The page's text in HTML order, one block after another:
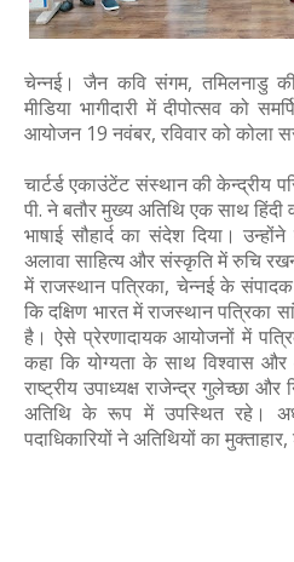
चेन्नई। जैन कवि संगम, तमिलनाडु
मीडिया भागीदारी में दीपोत्सव को
आयोजन 19 नवंबर, रविवार को कोला
चार्टर्ड एकाउंटेंट संस्थान की केन्द्रीय
पी. ने बतौर मुख्य अतिथि एक साथ
भाषाई सौहार्द का संदेश दिया।
अलावा साहित्य और संस्कृति में रुचि
में राजस्थान पत्रिका, चेन्नई के
कि दक्षिण भारत में राजस्थान पत्रिका
है। ऐसे प्रेरणादायक आयोजनों में
कहा कि योग्यता के साथ विश्वास
राष्ट्रीय उपाध्यक्ष राजेन्द्र गुलेच्छा और
अतिथि के रूप में उपस्थित रहे।
पदाधिकारियों ने अतिथियों का